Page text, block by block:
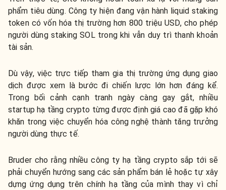
phẩm tiêu dùng. Công ty hiện đang vận hành liquid staking
token có vốn hóa thị trường hơn 800 triệu USD, cho phép
người dùng staking SOL trong khi vẫn duy trì thanh khoản
tài sản.
Dù vậy, việc trực tiếp tham gia thị trường ứng dụng giao
dịch được xem là bước đi chiến lược lớn hơn đáng kể.
Trong bối cảnh cạnh tranh ngày càng gay gắt, nhiều
startup hạ tầng crypto từng được định giá cao đã gặp khó
khăn trong việc chuyển hóa công nghệ thành tăng trưởng
người dùng thực tế.
Bruder cho rằng nhiều công ty hạ tầng crypto sắp tới sẽ
phải chuyển hướng sang các sản phẩm bán lẻ hoặc tự xây
dựng ứng dụng trên chính hạ tầng của mình thay vì chỉ